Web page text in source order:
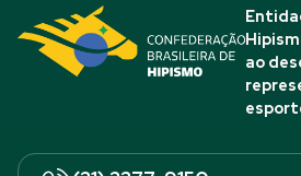
ao